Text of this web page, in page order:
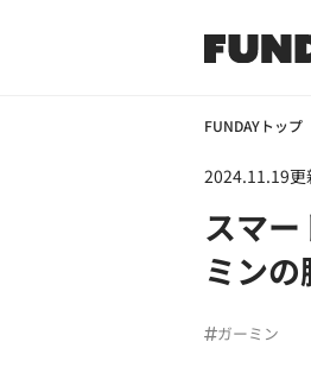
FUNDAYトップ
2024.11.19更
スマ
ミン
ガーミン